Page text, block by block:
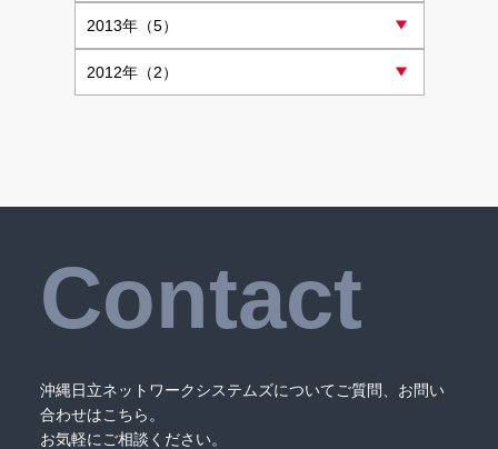
2013年（5）
2012年（2）
Contact
沖縄日立ネットワークシステムズについてご質問、お問い
合わせはこちら。
お気軽にご相談ください。